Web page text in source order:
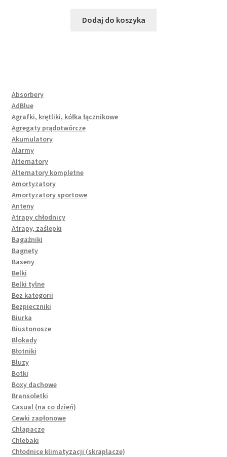
Dodaj do koszyka
Absorbery
AdBlue
Agrafki, krętliki, kółka łącznikowe
Agregaty prądotwórcze
Akumulatory
Alarmy
Alternatory
Alternatory kompletne
Amortyzatory
Amortyzatory sportowe
Anteny
Atrapy chłodnicy
Atrapy, zaślepki
Bagażniki
Bagnety
Baseny
Belki
Belki tylne
Bez kategorii
Bezpieczniki
Biurka
Biustonosze
Blokady
Błotniki
Bluzy
Botki
Boxy dachowe
Bransoletki
Casual (na co dzień)
Cewki zapłonowe
Chlapacze
Chlebaki
Chłodnice klimatyzacji (skraplacze)